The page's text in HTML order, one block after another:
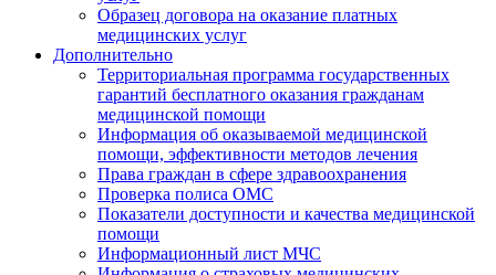
Образец договора на оказание платных
медицинских услуг
Дополнительно
Территориальная программа государственных
гарантий бесплатного оказания гражданам
медицинской помощи
Информация об оказываемой медицинской
помощи, эффективности методов лечения
Права граждан в сфере здравоохранения
Проверка полиса ОМС
Показатели доступности и качества медицинской
помощи
Информационный лист МЧС